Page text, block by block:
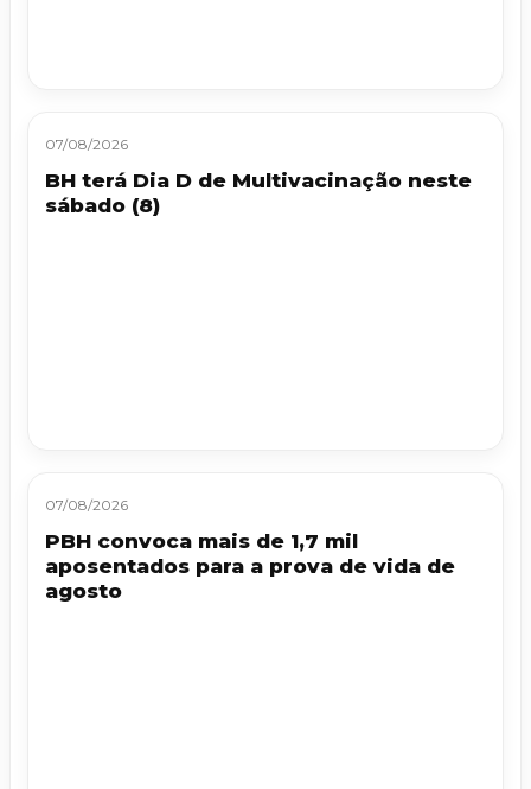
07/08/2026
BH terá Dia D de Multivacinação neste
sábado (8)
07/08/2026
PBH convoca mais de 1,7 mil
aposentados para a prova de vida de
agosto